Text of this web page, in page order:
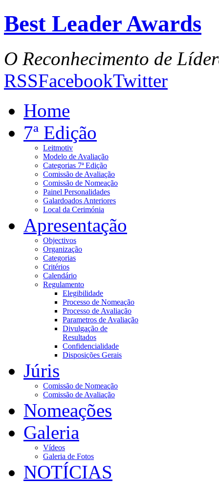
Best Leader Awards
O Reconhecimento de
RSSFacebookTwitter
Home
7ª Edição
Leitmotiv
Modelo de Avaliação
Categorias 7ª Edição
Comissão de Avaliação
Comissão de Nomeação
Painel Personalidades
Galardoados Anteriores
Local da Cerimónia
Apresentação
Objectivos
Organização
Categorias
Critérios
Calendário
Regulamento
Elegibilidade
Processo de Nomeação
Processo de Avaliação
Parametros de Avaliação
Divulgação de
Resultados
Confidencialidade
Disposições Gerais
Júris
Comissão de Nomeação
Comissão de Avaliação
Nomeações
Galeria
Vídeos
Galeria de Fotos
NOTÍCIAS